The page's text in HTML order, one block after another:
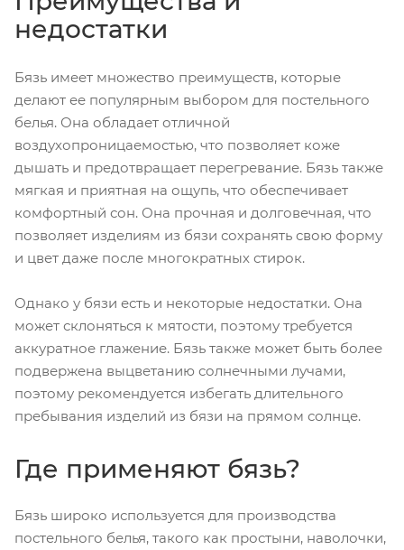
недостатки
Бязь имеет множество преимуществ, которые
делают ее популярным выбором для постельного
белья. Она обладает отличной
воздухопроницаемостью, что позволяет коже
дышать и предотвращает перегревание. Бязь также
мягкая и приятная на ощупь, что обеспечивает
комфортный сон. Она прочная и долговечная, что
позволяет изделиям из бязи сохранять свою форму
и цвет даже после многократных стирок.
Однако у бязи есть и некоторые недостатки. Она
может склоняться к мятости, поэтому требуется
аккуратное глажение. Бязь также может быть более
подвержена выцветанию солнечными лучами,
поэтому рекомендуется избегать длительного
пребывания изделий из бязи на прямом солнце.
Где применяют бязь?
Бязь широко используется для производства
постельного белья, такого как простыни, наволочки,